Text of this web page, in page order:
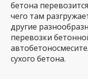
бетона
чего там
другие
перевозки
сухого бетона.